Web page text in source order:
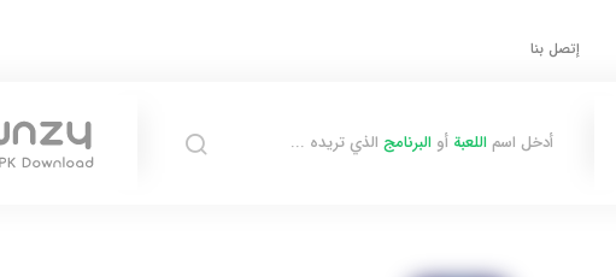
إتصل بنا
أدخل اسم اللعبة أو البرنامج الذي تريده ...